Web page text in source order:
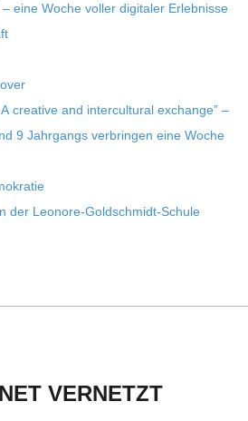
– eine Woche vol­ler digi­ta­ler Erleb­nisse
A crea­tive and inter­cul­tu­ral exch­ange” –
9 Jahr­gangs ver­brin­gen eine Woche
der Leonore-Goldschmidt-Schule
VERNETZT